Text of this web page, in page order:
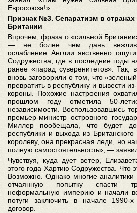
Евросоюза!»
Признак №3. Сепаратизм в
Британии
Впрочем, фраза о «сильной
— не более чем дань
ослабление Англии явственно
Содружества, где в последние годы
ранее «парад суверенитетов». Так,
вновь заговорили о том, что
превратить в республику и вывести
короны. Похожие настроения
прошлом году отметила 50-
независимости. Воспользовавшись
премьер-министр островного
Миллер пообещала, что будет
республики и выхода из
королеву, она прекрасная леди, но
полную самостоятельность», —
Чувствуя, куда дует ветер,
этого года Хартию Содружества. Что
Возможно. Однако многие
отчаянную попытку спасти
неформальную империю и начали
потуги заключить в начале 1990-
договор.